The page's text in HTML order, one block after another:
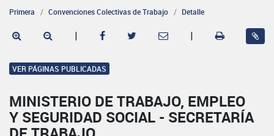
Primera Convenciones Colectivas de Trabajo Detalle
| |
VER PÁGINAS PUBLICADAS
MINISTERIO DE TRABAJO, EMPLEO
Y SEGURIDAD SOCIAL - SECRETARÍA